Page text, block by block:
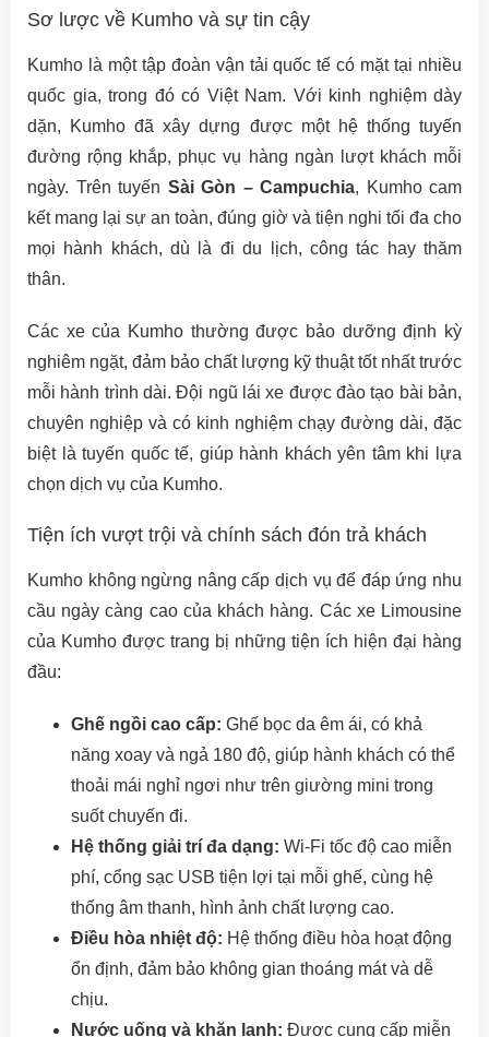
Sơ lược về Kumho và sự tin cậy
Kumho là một tập đoàn vận tải quốc tế có mặt tại nhiều
quốc gia, trong đó có Việt Nam. Với kinh nghiệm dày
dặn, Kumho đã xây dựng được một hệ thống tuyến
đường rộng khắp, phục vụ hàng ngàn lượt khách mỗi
ngày. Trên tuyến Sài Gòn – Campuchia, Kumho cam
kết mang lại sự an toàn, đúng giờ và tiện nghi tối đa cho
mọi hành khách, dù là đi du lịch, công tác hay thăm
thân.
Các xe của Kumho thường được bảo dưỡng định kỳ
nghiêm ngặt, đảm bảo chất lượng kỹ thuật tốt nhất trước
mỗi hành trình dài. Đội ngũ lái xe được đào tạo bài bản,
chuyên nghiệp và có kinh nghiệm chạy đường dài, đặc
biệt là tuyến quốc tế, giúp hành khách yên tâm khi lựa
chọn dịch vụ của Kumho.
Tiện ích vượt trội và chính sách đón trả khách
Kumho không ngừng nâng cấp dịch vụ để đáp ứng nhu
cầu ngày càng cao của khách hàng. Các xe Limousine
của Kumho được trang bị những tiện ích hiện đại hàng
đầu:
Ghế ngồi cao cấp: Ghế bọc da êm ái, có khả
năng xoay và ngả 180 độ, giúp hành khách có thể
thoải mái nghỉ ngơi như trên giường mini trong
suốt chuyến đi.
Hệ thống giải trí đa dạng: Wi-Fi tốc độ cao miễn
phí, cổng sạc USB tiện lợi tại mỗi ghế, cùng hệ
thống âm thanh, hình ảnh chất lượng cao.
Điều hòa nhiệt độ: Hệ thống điều hòa hoạt động
ổn định, đảm bảo không gian thoáng mát và dễ
chịu.
Nước uống và khăn lạnh: Được cung cấp miễn